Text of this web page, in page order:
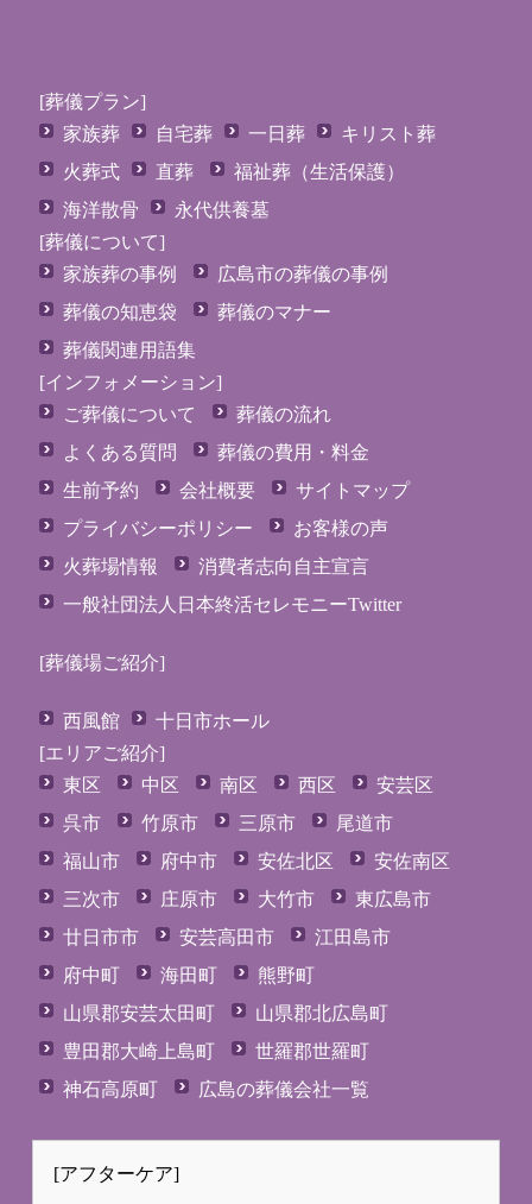
[葬儀プラン]
家族葬
自宅葬 一日葬
キリスト葬
火葬式
直葬
福祉葬（生活保護）
海洋散骨
永代供養墓
[葬儀について]
家族葬の事例
広島市の葬儀の事例
葬儀の知恵袋
葬儀のマナー
葬儀関連用語集
[インフォメーション]
ご葬儀について
葬儀の流れ
よくある質問
葬儀の費用・料金
生前予約
会社概要
サイトマップ
プライバシーポリシー
お客様の声
火葬場情報
消費者志向自主宣言
一般社団法人日本終活セレモニーTwitter
[葬儀場ご紹介]
西風館
十日市ホール
[エリアご紹介]
東区
中区 南区 西区
安芸区
呉市
竹原市 三原市
尾道市
福山市
府中市 安佐北区
安佐南区
三次市
庄原市 大竹市
東広島市
廿日市市
安芸高田市
江田島市
府中町
海田町
熊野町
山県郡安芸太田町
山県郡北広島町
豊田郡大崎上島町
世羅郡世羅町
神石高原町
広島の葬儀会社一覧
[アフターケア]